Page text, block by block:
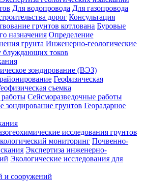
Для водопровода Для газопровода
дорог Консультация
грунтов котлована Буровые
назначения Определение
грунта Инженерно-геологические
блуждающих токов
зондирование (ВЭЗ)
Геофизическая
съемка
работы Сейсморазведочные работы
зондирование грунтов Георадарное
исследования грунтов
мониторинг Почвенно-
Экспертиза инженерно-
Экологические исследования для
и сооружений